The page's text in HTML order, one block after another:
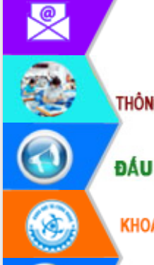
Đắk Lắk ký kết thỏa thuận hợp tác về
chuyển đổi số giai đoạn 2026 – 2030
với Tập đoàn Bưu chính Viễn thông
Việt Nam
Thứ trưởng Bộ Y tế làm việc với tỉnh
Đắk Lắk về phát triển nhân lực y tế
cho trạm y tế cấp xã
Du lịch Đắk Lắk nâng tầm trải nghiệm
du khách thông qua Hệ thống cơ sở dữ
liệu và Bản đồ số
Tập huấn ứng dụng trí tuệ nhân tạo (AI)
trong thương mại điện tử năm 2026
Đoàn đại biểu Quốc hội tỉnh Đắk Lắk
trao đổi thông tin trước Kỳ họp thứ
nhất, Quốc hội khóa XVI
Quyết liệt cải cách hành chính, khơi
thông nguồn lực phát triển